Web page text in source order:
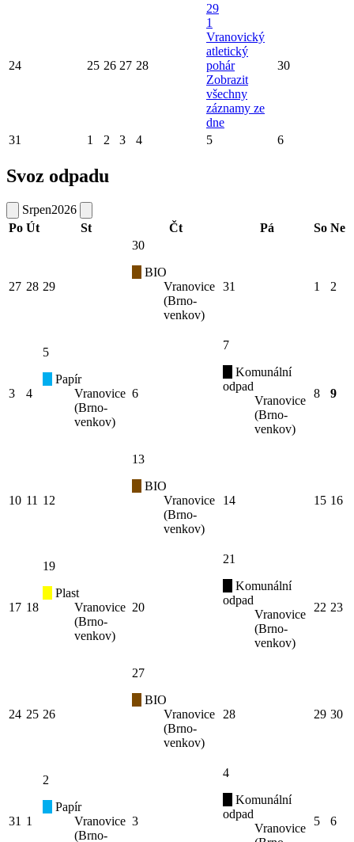
24 25 26 27 28
29
1
Vranovický
atletický
pohár
Zobrazit
všechny
záznamy ze
dne
30
31 1 2 3 4 5 6
Svoz odpadu
Srpen2026
Po Út St Čt Pá So Ne
27 28 29
30
BIO
Vranovice
(Brno-
venkov)
31 1 2
3 4
5
Papír
Vranovice
(Brno-
venkov)
6
7
Komunální
odpad
Vranovice
(Brno-
venkov)
8 9
10 11 12
13
BIO
Vranovice
(Brno-
venkov)
14 15 16
17 18
19
Plast
Vranovice
(Brno-
venkov)
20
21
Komunální
odpad
Vranovice
(Brno-
venkov)
22 23
24 25 26
27
BIO
Vranovice
(Brno-
venkov)
28 29 30
31 1
2
Papír
Vranovice
(Brno-
3
4
Komunální
odpad
Vranovice
5 6